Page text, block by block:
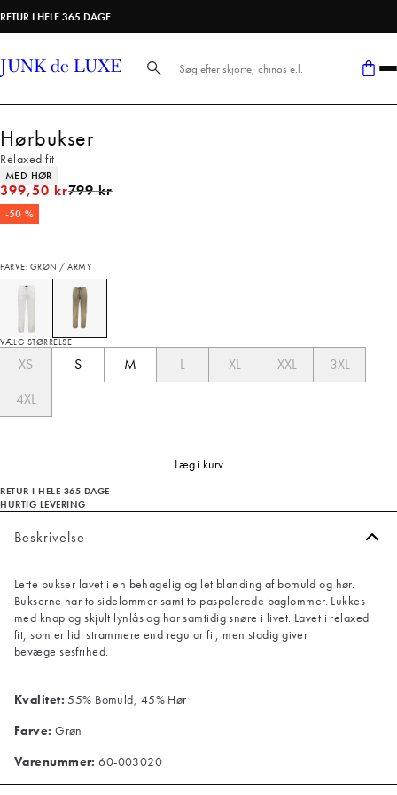
RETUR I HELE 365 DAGE
Søg her...
Hørbukser
Relaxed fit
Produkt egenskaber
MED HØR
399,50 krI alt (uden rabat)
799 kr
-50 %
FARVE: GRØN / ARMY
VÆLG STØRRELSE
XS S M L XL XXL
3XL
4XL
Læg i kurv
RETUR I HELE 365 DAGE
HURTIG LEVERING
Beskrivelse
Lette bukser lavet i en behagelig og let blanding af bomuld og hør.
Bukserne har to sidelommer samt to paspolerede baglommer. Lukkes
med knap og skjult lynlås og har samtidig snøre i livet. Lavet i relaxed
fit, som er lidt strammere end regular fit, men stadig giver
bevægelsesfrihed.
Kvalitet: 55% Bomuld, 45% Hør
Farve: Grøn
Varenummer: 60-003020